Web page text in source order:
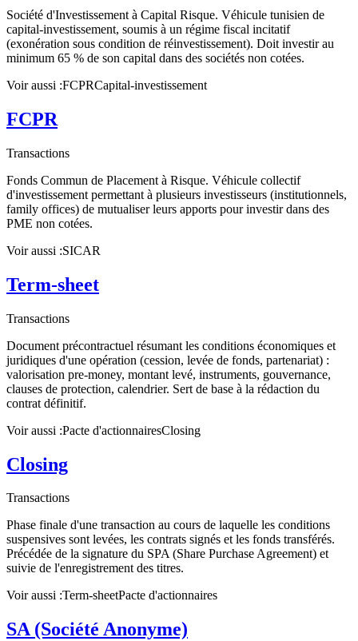
Société d'Investissement à Capital Risque. Véhicule tunisien de
capital-investissement, soumis à un régime fiscal incitatif
(exonération sous condition de réinvestissement). Doit investir au
minimum 65 % de son capital dans des sociétés non cotées.
Voir aussi :FCPRCapital-investissement
FCPR
Transactions
Fonds Commun de Placement à Risque. Véhicule collectif
d'investissement permettant à plusieurs investisseurs (institutionnels,
family offices) de mutualiser leurs apports pour investir dans des
PME non cotées.
Voir aussi :SICAR
Term-sheet
Transactions
Document précontractuel résumant les conditions économiques et
juridiques d'une opération (cession, levée de fonds, partenariat) :
valorisation pre-money, montant levé, instruments, gouvernance,
clauses de protection, calendrier. Sert de base à la rédaction du
contrat définitif.
Voir aussi :Pacte d'actionnairesClosing
Closing
Transactions
Phase finale d'une transaction au cours de laquelle les conditions
suspensives sont levées, les contrats signés et les fonds transférés.
Précédée de la signature du SPA (Share Purchase Agreement) et
suivie de l'enregistrement des titres.
Voir aussi :Term-sheetPacte d'actionnaires
SA (Société Anonyme)